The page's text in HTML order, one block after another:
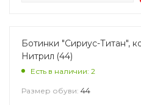
Ботинки "Сириус-Титан",
Нитрил (44)
Есть в наличии: 2
Размер обуви: 44